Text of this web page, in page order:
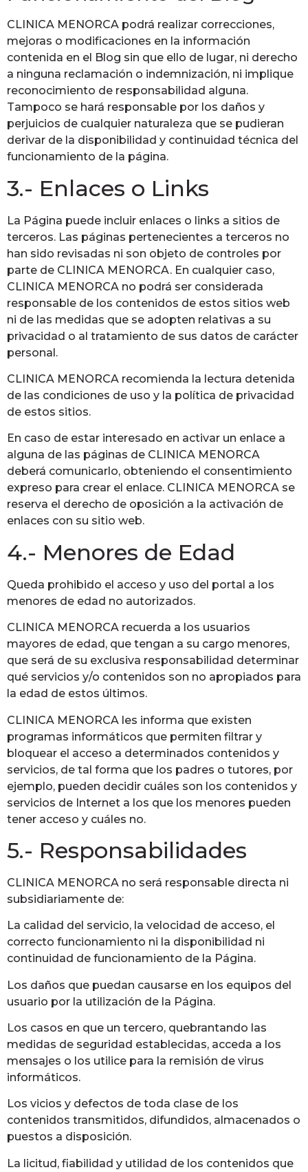
CLINICA MENORCA podrá realizar correcciones,
mejoras o modificaciones en la información
contenida en el Blog sin que ello de lugar, ni derecho
a ninguna reclamación o indemnización, ni implique
reconocimiento de responsabilidad alguna.
Tampoco se hará responsable por los daños y
perjuicios de cualquier naturaleza que se pudieran
derivar de la disponibilidad y continuidad técnica del
funcionamiento de la página.
3.- Enlaces o Links
La Página puede incluir enlaces o links a sitios de
terceros. Las páginas pertenecientes a terceros no
han sido revisadas ni son objeto de controles por
parte de CLINICA MENORCA. En cualquier caso,
CLINICA MENORCA no podrá ser considerada
responsable de los contenidos de estos sitios web
ni de las medidas que se adopten relativas a su
privacidad o al tratamiento de sus datos de carácter
personal.
CLINICA MENORCA recomienda la lectura detenida
de las condiciones de uso y la política de privacidad
de estos sitios.
En caso de estar interesado en activar un enlace a
alguna de las páginas de CLINICA MENORCA
deberá comunicarlo, obteniendo el consentimiento
expreso para crear el enlace. CLINICA MENORCA se
reserva el derecho de oposición a la activación de
enlaces con su sitio web.
4.- Menores de Edad
Queda prohibido el acceso y uso del portal a los
menores de edad no autorizados.
CLINICA MENORCA recuerda a los usuarios
mayores de edad, que tengan a su cargo menores,
que será de su exclusiva responsabilidad determinar
qué servicios y/o contenidos son no apropiados para
la edad de estos últimos.
CLINICA MENORCA les informa que existen
programas informáticos que permiten filtrar y
bloquear el acceso a determinados contenidos y
servicios, de tal forma que los padres o tutores, por
ejemplo, pueden decidir cuáles son los contenidos y
servicios de Internet a los que los menores pueden
tener acceso y cuáles no.
5.- Responsabilidades
CLINICA MENORCA no será responsable directa ni
subsidiariamente de:
La calidad del servicio, la velocidad de acceso, el
correcto funcionamiento ni la disponibilidad ni
continuidad de funcionamiento de la Página.
Los daños que puedan causarse en los equipos del
usuario por la utilización de la Página.
Los casos en que un tercero, quebrantando las
medidas de seguridad establecidas, acceda a los
mensajes o los utilice para la remisión de virus
informáticos.
Los vicios y defectos de toda clase de los
contenidos transmitidos, difundidos, almacenados o
puestos a disposición.
La licitud, fiabilidad y utilidad de los contenidos que